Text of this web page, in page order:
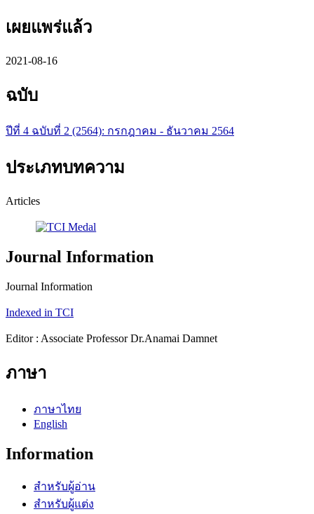
เผยแพร่แล้ว
2021-08-16
ฉบับ
ปีที่ 4 ฉบับที่ 2 (2564): กรกฎาคม - ธันวาคม 2564
ประเภทบทความ
Articles
Journal Information
Journal Information
Indexed in TCI
Editor : Associate Professor Dr.Anamai Damnet
ภาษา
ภาษาไทย
English
Information
สำหรับผู้อ่าน
สำหรับผู้แต่ง